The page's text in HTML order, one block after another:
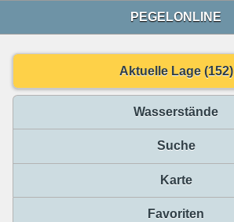
PEGELONLINE
Aktuelle Lage (152)
Wasserstände
Suche
Karte
Favoriten